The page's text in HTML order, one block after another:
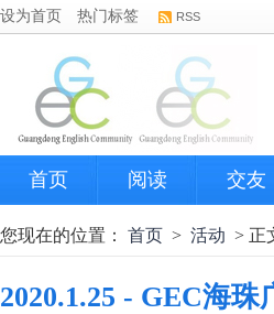
设为首页 热门标签 RSS
首页 阅读 交友
您现在的位置： 首页 > 活动 > 正
2020.1.25 - GEC海